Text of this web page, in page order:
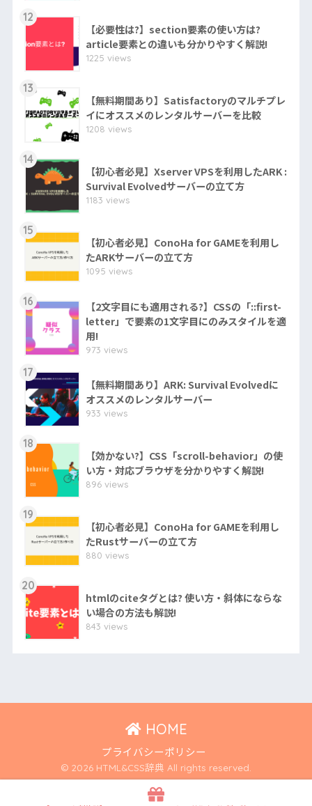
12
【必要性は?】section要素の使い方は?
article要素との違いも分かりやすく解説!
1225 views
13
【無料期間あり】Satisfactoryのマルチプレ
イにオススメのレンタルサーバーを比較
1208 views
14
【初心者必見】Xserver VPSを利用したARK :
Survival Evolvedサーバーの立て方
1183 views
15
【初心者必見】ConoHa for GAMEを利用し
たARKサーバーの立て方
1095 views
16
【2文字目にも適用される?】CSSの「::first-
letter」で要素の1文字目にのみスタイルを適
用!
973 views
17
【無料期間あり】ARK: Survival Evolvedに
オススメのレンタルサーバー
933 views
18
【効かない?】CSS「scroll-behavior」の使
い方・対応ブラウザを分かりやすく解説!
896 views
19
【初心者必見】ConoHa for GAMEを利用し
たRustサーバーの立て方
880 views
20
htmlのciteタグとは? 使い方・斜体にならな
い場合の方法も解説!
843 views
HOME
プライバシーポリシー
© 2026 HTML&CSS辞典 All rights reserved.